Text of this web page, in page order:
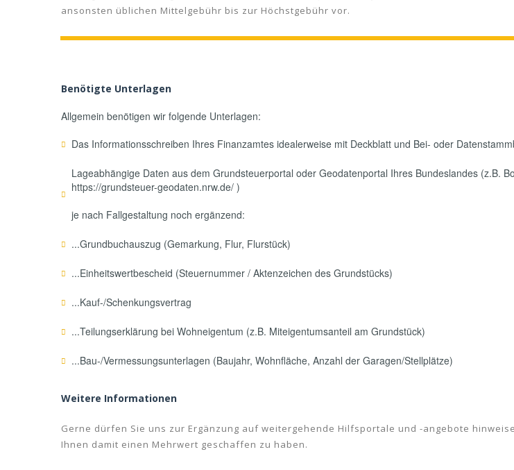
ansonsten üblichen Mittelgebühr bis zur Höchstgebühr vor.
Benötigte Unterlagen
Allgemein benötigen wir folgende Unterlagen:
Das Informationsschreiben Ihres Finanzamtes idealerweise mit Deckblatt und Bei- oder
Lageabhängige Daten aus dem Grundsteuerportal oder Geodatenportal Ihres Bundeslandes (z.B.
https://grundsteuer-geodaten.nrw.de/ )
je nach Fallgestaltung noch ergänzend:
...Grundbuchauszug (Gemarkung, Flur, Flurstück)
...Einheitswertbescheid (Steuernummer / Aktenzeichen des Grundstücks)
...Kauf-/Schenkungsvertrag
...Teilungserklärung bei Wohneigentum (z.B. Miteigentumsanteil am Grundstück)
...Bau-/Vermessungsunterlagen (Baujahr, Wohnfläche, Anzahl der Garagen/Stellplätze)
Weitere Informationen
Gerne dürfen Sie uns zur Ergänzung auf weitergehende Hilfsportale und -angebote
Ihnen damit einen Mehrwert geschaffen zu haben.